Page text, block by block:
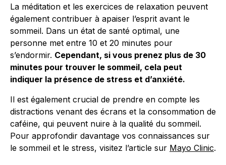
La méditation et les exercices de relaxation peuvent
également contribuer à apaiser l’esprit avant le
sommeil. Dans un état de santé optimal, une
personne met entre 10 et 20 minutes pour
s’endormir. Cependant, si vous prenez plus de 30
minutes pour trouver le sommeil, cela peut
indiquer la présence de stress et d’anxiété.
Il est également crucial de prendre en compte les
distractions venant des écrans et la consommation de
caféine, qui peuvent nuire à la qualité du sommeil.
Pour approfondir davantage vos connaissances sur
le sommeil et le stress, visitez l’article sur Mayo Clinic.